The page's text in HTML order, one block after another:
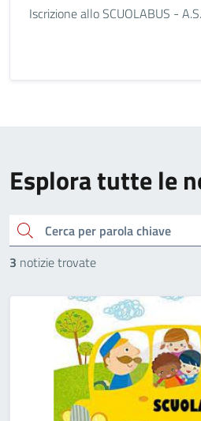
Iscrizione allo SCUOLABUS -
Esplora tutte le
cerca
3 notizie trovate